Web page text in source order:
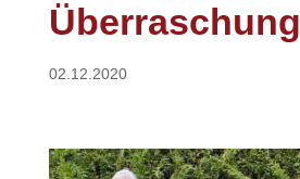
Überraschung
02.12.2020